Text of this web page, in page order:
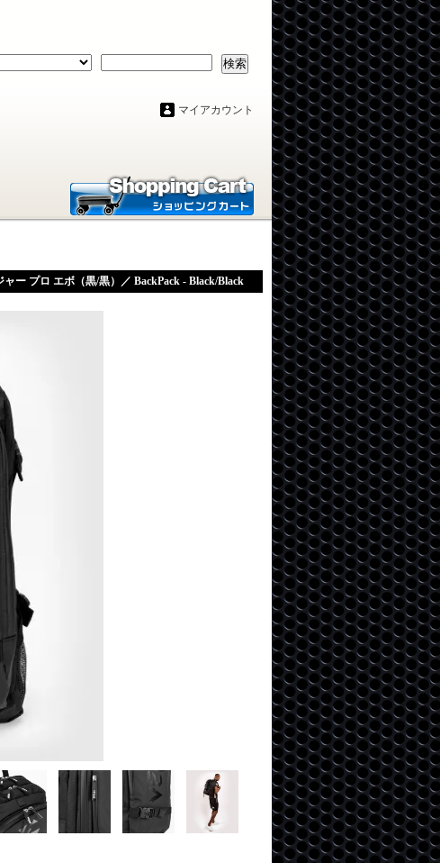
検索
マイアカウント
プロ エボ（黒/黒）／ BackPack - Black/Black